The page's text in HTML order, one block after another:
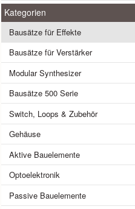
Kategorien
Bausätze für Effekte
Bausätze für Verstärker
Modular Synthesizer
Bausätze 500 Serie
Switch, Loops & Zubehör
Gehäuse
Aktive Bauelemente
Optoelektronik
Passive Bauelemente